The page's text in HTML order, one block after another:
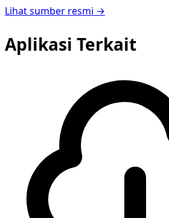
Lihat sumber resmi →
Aplikasi Terkait